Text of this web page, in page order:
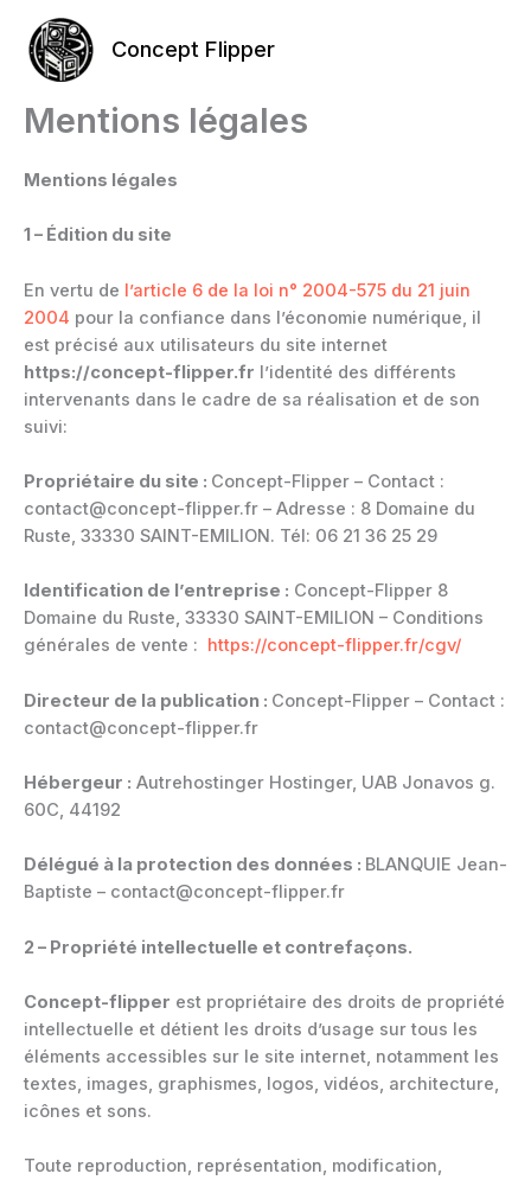
contenu
Concept Flipper
Mentions légales
Mentions légales
1 – Édition du site
En vertu de l’article 6 de la loi n° 2004-575 du 21 juin
2004 pour la confiance dans l’économie numérique, il
est précisé aux utilisateurs du site internet
https://concept-flipper.fr l’identité des différents
intervenants dans le cadre de sa réalisation et de son
suivi:
Propriétaire du site : Concept-Flipper – Contact :
contact@concept-flipper.fr – Adresse : 8 Domaine du
Ruste, 33330 SAINT-EMILION. Tél: 06 21 36 25 29
Identification de l’entreprise : Concept-Flipper 8
Domaine du Ruste, 33330 SAINT-EMILION – Conditions
générales de vente :
https://concept-flipper.fr/cgv/
Directeur de la publication : Concept-Flipper – Contact :
contact@concept-flipper.fr
Hébergeur : Autrehostinger Hostinger, UAB Jonavos g.
60C, 44192
Délégué à la protection des données : BLANQUIE Jean-
Baptiste – contact@concept-flipper.fr
2 – Propriété intellectuelle et contrefaçons.
Concept-flipper est propriétaire des droits de propriété
intellectuelle et détient les droits d’usage sur tous les
éléments accessibles sur le site internet, notamment les
textes, images, graphismes, logos, vidéos, architecture,
icônes et sons.
Toute reproduction, représentation, modification,